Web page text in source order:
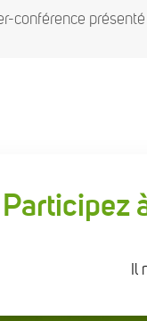
conférence
Participez
Il